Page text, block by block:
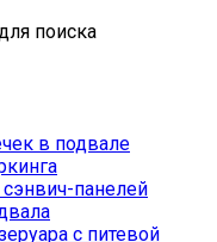
поиска
в подвале
панелей
с питевой